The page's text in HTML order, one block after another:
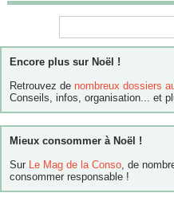
Encore plus sur Noël !
Retrouvez de nombreux dossiers
Conseils, infos, organisation... et
Mieux consommer à Noël !
Sur
Le Mag de la Conso , de
consommer responsable !